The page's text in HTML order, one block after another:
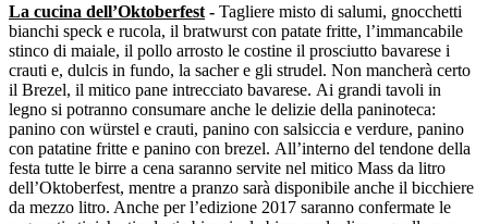
La cucina dell’Oktoberfest - Tagliere misto di salumi, gnocchetti
bianchi speck e rucola, il bratwurst con patate fritte, l’immancabile
stinco di maiale, il pollo arrosto le costine il prosciutto bavarese i
crauti e, dulcis in fundo, la sacher e gli strudel. Non mancherà certo
il Brezel, il mitico pane intrecciato bavarese. Ai grandi tavoli in
legno si potranno consumare anche le delizie della paninoteca:
panino con würstel e crauti, panino con salsiccia e verdure, panino
con patatine fritte e panino con brezel. All’interno del tendone della
festa tutte le birre a cena saranno servite nel mitico Mass da litro
dell’Oktoberfest, mentre a pranzo sarà disponibile anche il bicchiere
da mezzo litro. Anche per l’edizione 2017 saranno confermate le